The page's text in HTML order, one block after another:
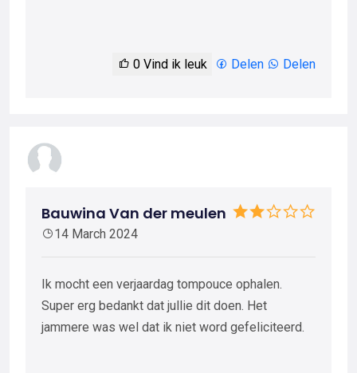
0 Vind ik leuk Delen Delen
Bauwina Van der meulen
14 March 2024
Ik mocht een verjaardag tompouce ophalen.
Super erg bedankt dat jullie dit doen. Het
jammere was wel dat ik niet word gefeliciteerd.